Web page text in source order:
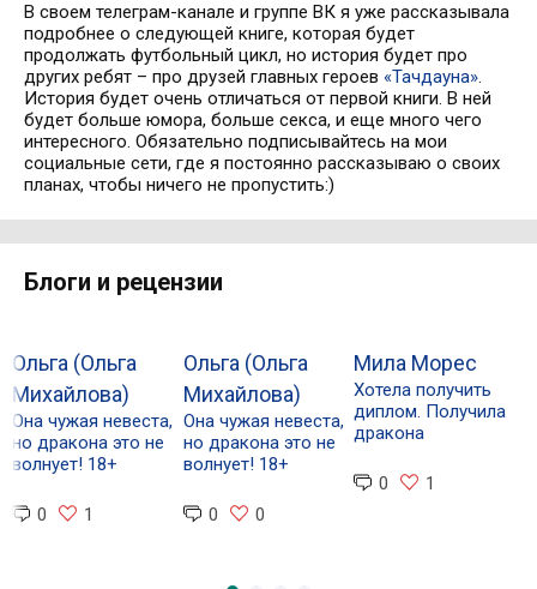
В своем телеграм-канале и группе ВК я уже рассказывала
подробнее о следующей книге, которая будет
продолжать футбольный цикл, но история будет про
других ребят – про друзей главных героев «Тачдауна».
История будет очень отличаться от первой книги. В ней
будет больше юмора, больше секса, и еще много чего
интересного. Обязательно подписывайтесь на мои
социальные сети, где я постоянно рассказываю о своих
планах, чтобы ничего не пропустить:)
Блоги и рецензии
Ольга (Ольга
Михайлова)
Она чужая невеста,
но дракона это не
волнует! 18+
0 1
Ольга (Ольга
Михайлова)
Она чужая невеста,
но дракона это не
волнует! 18+
0 0
Мила Морес
Хотела получить
диплом. Получила
дракона
0 1